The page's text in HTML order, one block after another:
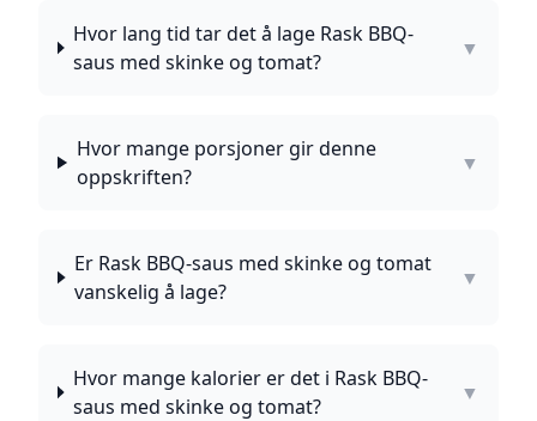
Hvor lang tid tar det å lage Rask BBQ-
saus med skinke og tomat?
▼
Hvor mange porsjoner gir denne
oppskriften?
▼
Er Rask BBQ-saus med skinke og tomat
vanskelig å lage?
▼
Hvor mange kalorier er det i Rask BBQ-
saus med skinke og tomat?
▼